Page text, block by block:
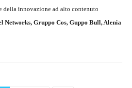
della innovazione ad alto contenuto
Networks, Gruppo Cos, Guppo Bull, Alenia